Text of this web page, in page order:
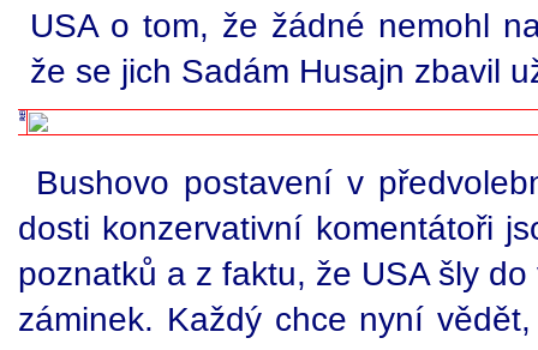
USA o tom, že žádné nemohl
že se jich Sadám Husajn zbavil
Bushovo postavení v
dosti konzervativní komentátoři
poznatků a z faktu, že USA šly
záminek. Každý chce nyní